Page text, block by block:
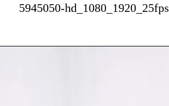
5945050-hd_1080_1920_25fps